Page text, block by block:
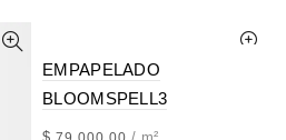
EMPAPELADO
BLOOMSPELL3